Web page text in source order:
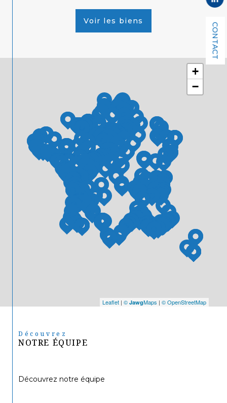
CONTACT
+
−
Leaflet | © JawgMaps | © OpenStreetMap
Voir les biens
Découvrez
NOTRE ÉQUIPE
Découvrez notre équipe